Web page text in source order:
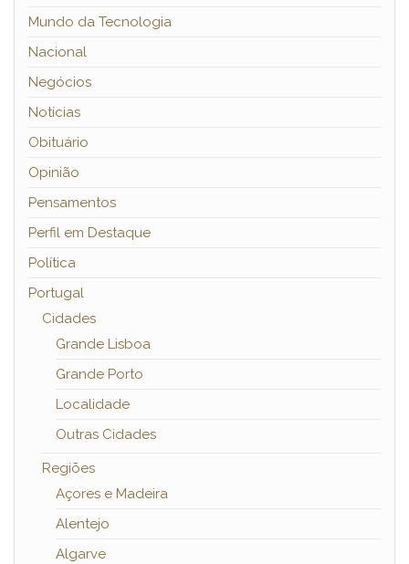
Mundo da Tecnologia
Nacional
Negócios
Notícias
Obituário
Opinião
Pensamentos
Perfil em Destaque
Política
Portugal
Cidades
Grande Lisboa
Grande Porto
Localidade
Outras Cidades
Regiões
Açores e Madeira
Alentejo
Algarve